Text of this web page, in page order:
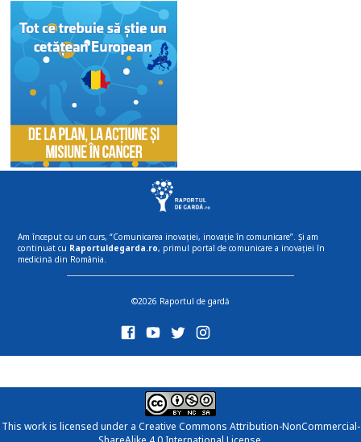
Am început cu un curs, “Comunicarea inovației, inovație în comunicare”. Și am
continuat cu Raportuldegarda.ro, primul portal de comunicare a inovației în
medicină din România.
©2026 Raportul de gardă
This work is licensed under a Creative Commons Attribution-NonCommercial-